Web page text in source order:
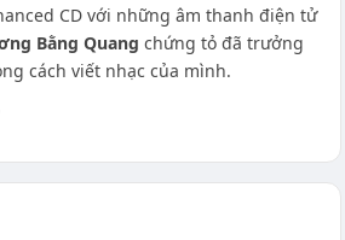
CD với những âm thanh điện tử
Bằng Quang chứng tỏ đã trưởng
cách viết nhạc của mình.